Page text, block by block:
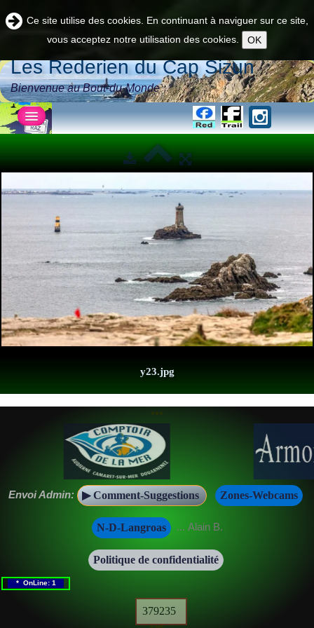
Ce site utilise des cookies. En continuant à naviguer sur ce site,
vous acceptez notre utilisation des cookies.
OK
Les Rederien du Cap Sizun
Bienvenue au Bout-du-Monde
Accueil
Νordic
Pratique ▼
Actu▼
y23.jpg
***
Envoi Admin: ▶ Comment-Suggestions Zones-Webcams
N-D-Langroas ... Alain B.
Politique de confidentialité